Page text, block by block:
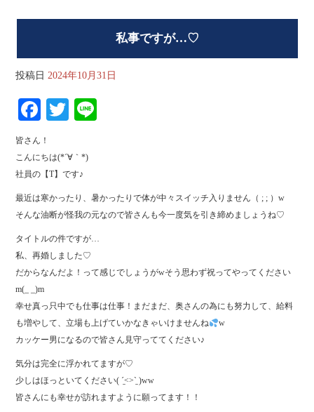
私事ですが…♡
投稿日 2024年10月31日
Fa
ce
bo
ok
T
tte
r
皆さん！
こんにちは(*´∀｀*)
社員の【T】です♪
最近は寒かったり、暑かったりで体が中々スイッチ入りません（ ; ; ）w
そんな油断が怪我の元なので皆さんも今一度気を引き締めましょうね♡
タイトルの件ですが…
私、再婚しました♡
だからなんだよ！って感じでしょうがwそう思わず祝ってやってください
m(_ _)m
幸せ真っ只中でも仕事は仕事！まだまだ、奥さんの為にも努力して、給料
も増やして、立場も上げていかなきゃいけませんね
w
カッケー男になるので皆さん見守っててください♪
気分は完全に浮かれてますが♡
少しはほっといてください( ˊ̱˂˃ˋ̱ )ww
皆さんにも幸せが訪れますように願ってます！！